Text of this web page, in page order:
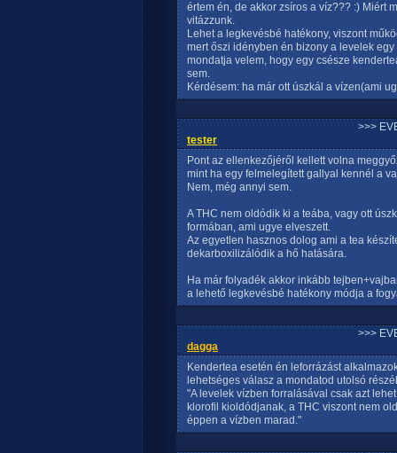
értem én, de akkor zsíros a víz??? :) Miért
vitázzunk.
Lehet a legkevésbé hatékony, viszont
mert őszi idényben én bizony a levelek
mondatja velem, hogy egy csésze
sem.
Kérdésem: ha már ott úszkál a vízen(ami
>>>
tester
Pont az ellenkezőjéről kellett volna
mint ha egy felmelegített gallyal kennél a
Nem, még annyi sem.
A THC nem oldódik ki a teába, vagy ott
formában, ami ugye elveszett.
Az egyetlen hasznos dolog ami a tea
dekarboxilizálódik a hő hatására.
Ha már folyadék akkor inkább
a lehető legkevésbé hatékony módja a
>>>
dagga
Kendertea esetén én leforrázást
lehetséges válasz a mondatod utolsó
"A levelek vízben forralásával csak azt
klorofil kioldódjanak, a THC viszont nem
éppen a vízben marad."